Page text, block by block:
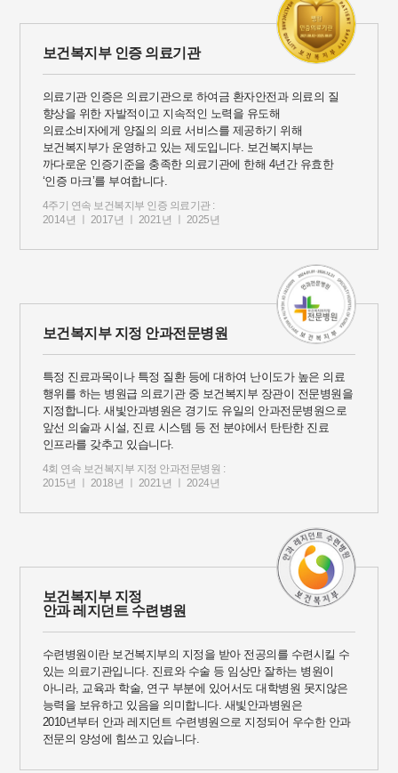
보건복지부 인증 의료기관
의료기관 인증은 의료기관으로 하여금 환자안전과 의료의 질
향상을 위한 자발적이고 지속적인 노력을 유도해
의료소비자에게 양질의 의료 서비스를 제공하기 위해
보건복지부가 운영하고 있는 제도입니다. 보건복지부는
까다로운 인증기준을 충족한 의료기관에 한해 4년간 유효한
‘인증 마크’를 부여합니다.
4주기 연속 보건복지부 인증 의료기관 :
2014년 ㅣ 2017년 ㅣ 2021년 ㅣ 2025년
보건복지부 지정 안과전문병원
특정 진료과목이나 특정 질환 등에 대하여 난이도가 높은 의료
행위를 하는 병원급 의료기관 중 보건복지부 장관이 전문병원을
지정합니다. 새빛안과병원은 경기도 유일의 안과전문병원으로
앞선 의술과 시설, 진료 시스템 등 전 분야에서 탄탄한 진료
인프라를 갖추고 있습니다.
4회 연속 보건복지부 지정 안과전문병원 :
2015년 ㅣ 2018년 ㅣ 2021년 ㅣ 2024년
보건복지부 지정
안과 레지던트 수련병원
수련병원이란 보건복지부의 지정을 받아 전공의를 수련시킬 수
있는 의료기관입니다. 진료와 수술 등 임상만 잘하는 병원이
아니라, 교육과 학술, 연구 부분에 있어서도 대학병원 못지않은
능력을 보유하고 있음을 의미합니다. 새빛안과병원은
2010년부터 안과 레지던트 수련병원으로 지정되어 우수한 안과
전문의 양성에 힘쓰고 있습니다.